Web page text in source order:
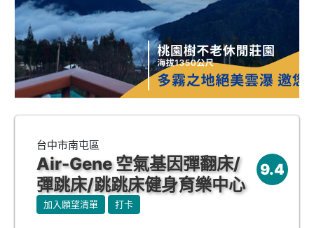
台中市南屯區
Air-Gene 空氣基因彈翻床/
彈跳床/跳跳床健身育樂中心
9.4
加入願望清單 打卡